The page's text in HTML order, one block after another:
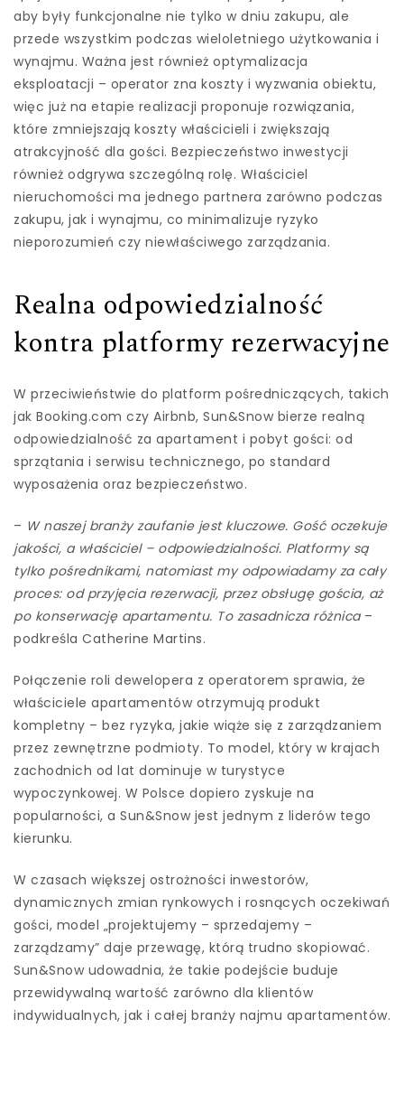
aby były funkcjonalne nie tylko w dniu zakupu, ale
przede wszystkim podczas wieloletniego użytkowania i
wynajmu. Ważna jest również optymalizacja
eksploatacji – operator zna koszty i wyzwania obiektu,
więc już na etapie realizacji proponuje rozwiązania,
które zmniejszają koszty właścicieli i zwiększają
atrakcyjność dla gości. Bezpieczeństwo inwestycji
również odgrywa szczególną rolę. Właściciel
nieruchomości ma jednego partnera zarówno podczas
zakupu, jak i wynajmu, co minimalizuje ryzyko
nieporozumień czy niewłaściwego zarządzania.
Realna odpowiedzialność
kontra platformy rezerwacyjne
W przeciwieństwie do platform pośredniczących, takich
jak Booking.com czy Airbnb, Sun&Snow bierze realną
odpowiedzialność za apartament i pobyt gości: od
sprzątania i serwisu technicznego, po standard
wyposażenia oraz bezpieczeństwo.
– W naszej branży zaufanie jest kluczowe. Gość oczekuje
jakości, a właściciel – odpowiedzialności. Platformy są
tylko pośrednikami, natomiast my odpowiadamy za cały
proces: od przyjęcia rezerwacji, przez obsługę gościa, aż
po konserwację apartamentu. To zasadnicza różnica–
podkreśla Catherine Martins.
Połączenie roli dewelopera z operatorem sprawia, że
właściciele apartamentów otrzymują produkt
kompletny – bez ryzyka, jakie wiąże się z zarządzaniem
przez zewnętrzne podmioty. To model, który w krajach
zachodnich od lat dominuje w turystyce
wypoczynkowej. W Polsce dopiero zyskuje na
popularności, a Sun&Snow jest jednym z liderów tego
kierunku.
W czasach większej ostrożności inwestorów,
dynamicznych zmian rynkowych i rosnących oczekiwań
gości, model „projektujemy – sprzedajemy –
zarządzamy” daje przewagę, którą trudno skopiować.
Sun&Snow udowadnia, że takie podejście buduje
przewidywalną wartość zarówno dla klientów
indywidualnych, jak i całej branży najmu apartamentów.